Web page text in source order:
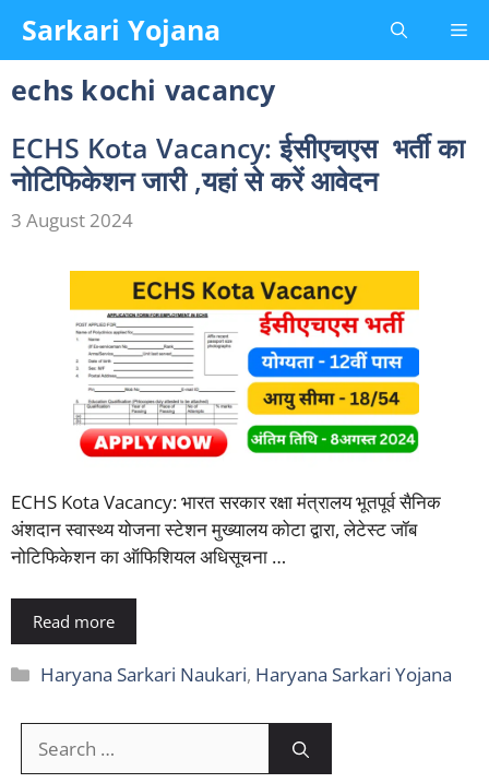
content
Sarkari Yojana
echs kochi vacancy
ECHS Kota Vacancy: ईसीएचएस भर्ती का
नोटिफिकेशन जारी ,यहां से करें आवेदन
3 August 2024
ECHS Kota Vacancy: भारत सरकार रक्षा मंत्रालय भूतपूर्व सैनिक
अंशदान स्वास्थ्य योजना स्टेशन मुख्यालय कोटा द्वारा, लेटेस्ट जॉब
नोटिफिकेशन का ऑफिशियल अधिसूचना …
Read more
Categories
Haryana Sarkari Naukari, Haryana Sarkari Yojana
for: